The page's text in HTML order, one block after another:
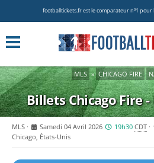
footballtickets.fr est le comparateur nº1 pour
MLS » CHICAGO FIRE
Billets Chicago Fire
MLS Samedi 04 Avril 2026 19h30 CDT
Chicago, États-Unis